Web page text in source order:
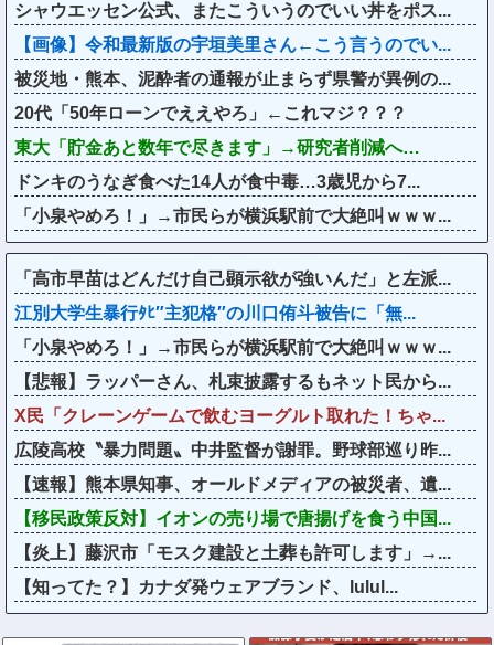
シャウエッセン公式、またこういうのでいい丼をポス...
【画像】令和最新版の宇垣美里さん←こう言うのでい...
被災地・熊本、泥酔者の通報が止まらず県警が異例の...
20代「50年ローンでええやろ」←これマジ？？？
東大「貯金あと数年で尽きます」→研究者削減へ…
ドンキのうなぎ食べた14人が食中毒…3歳児から7...
「小泉やめろ！」→市民らが横浜駅前で大絶叫ｗｗｗ...
「高市早苗はどんだけ自己顕示欲が強いんだ」と左派...
江別大学生暴行ﾀﾋ″主犯格″の川口侑斗被告に「無...
「小泉やめろ！」→市民らが横浜駅前で大絶叫ｗｗｗ...
【悲報】ラッパーさん、札束披露するもネット民から...
X民「クレーンゲームで飲むヨーグルト取れた！ちゃ...
広陵高校〝暴力問題〟中井監督が謝罪。野球部巡り昨...
【速報】熊本県知事、オールドメディアの被災者、遺...
【移民政策反対】イオンの売り場で唐揚げを食う中国...
【炎上】藤沢市「モスク建設と土葬も許可します」→...
【知ってた？】カナダ発ウェアブランド、lulul...